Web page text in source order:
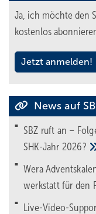
Ja, ich möchte den
kostenlos
Jetzt anmelden!
News auf
SBZ ruft an –
SHK-Jahr 2026?
Wera
werk­statt für den
Live-Video-